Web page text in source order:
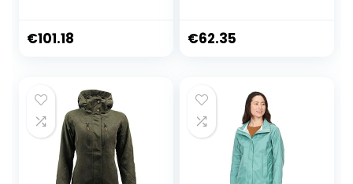
Lightweight
Breathable
Windbreaker, Ideal
for Running and
Hiking, Blue Agave,
€101.18
Mode Ademend
XL
€62.35